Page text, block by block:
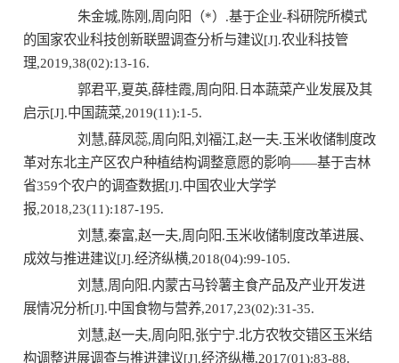
朱金城,陈刚,周向阳（*）.基于企业-科研院所模式
的国家农业科技创新联盟调查分析与建议[J].农业科技管
理,2019,38(02):13-16.
郭君平,夏英,薛桂霞,周向阳.日本蔬菜产业发展及其
启示[J].中国蔬菜,2019(11):1-5.
刘慧,薛凤蕊,周向阳,刘福江,赵一夫.玉米收储制度改
革对东北主产区农户种植结构调整意愿的影响——基于吉林
省359个农户的调查数据[J].中国农业大学学
报,2018,23(11):187-195.
刘慧,秦富,赵一夫,周向阳.玉米收储制度改革进展、
成效与推进建议[J].经济纵横,2018(04):99-105.
刘慧,周向阳.内蒙古马铃薯主食产品及产业开发进
展情况分析[J].中国食物与营养,2017,23(02):31-35.
刘慧,赵一夫,周向阳,张宁宁.北方农牧交错区玉米结
构调整进展调查与推进建议[J].经济纵横,2017(01):83-88.